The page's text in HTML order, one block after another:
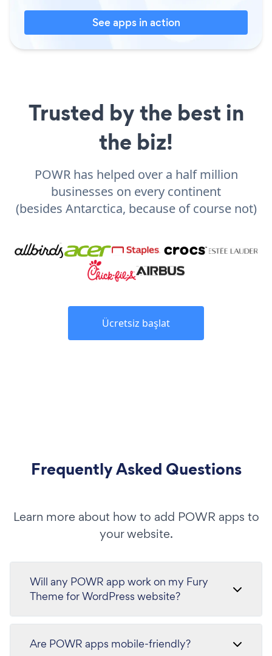
See apps in action
Trusted by the best in
the biz!
POWR has helped over a half million
businesses on every continent
(besides Antarctica, because of course not)
Ücretsiz başlat
Frequently Asked Questions
Learn more about how to add POWR apps to
your website.
Will any POWR app work on my Fury
Theme for WordPress website?
Are POWR apps mobile-friendly?